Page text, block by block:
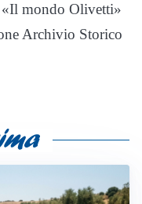
«Il mondo Olivetti»
Archivio Storico